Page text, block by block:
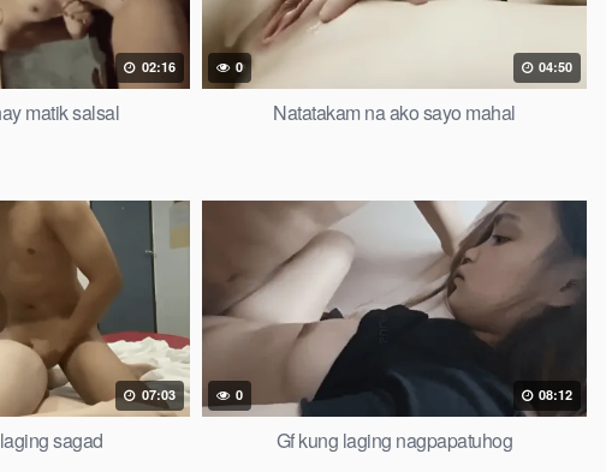
02:16
matik salsal
0 04:50
Natatakam na ako sayo mahal
07:03
sagad
0 08:12
Gf kung laging nagpapatuhog